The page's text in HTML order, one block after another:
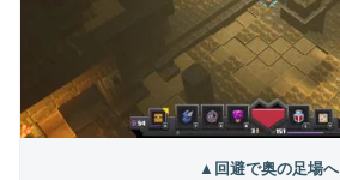
▲回避で奥の足場へ